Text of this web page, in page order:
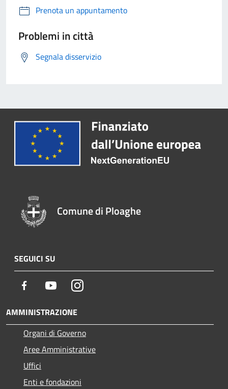
Prenota un appuntamento
Problemi in città
Segnala disservizio
Comune di Ploaghe
SEGUICI SU
Facebook YoutubeInstagram
AMMINISTRAZIONE
Organi di Governo
Aree Amministrative
Uffici
Enti e fondazioni